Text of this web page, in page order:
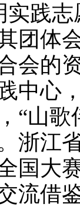
实践
团体
会的
中心
“山
浙江
国大
流借